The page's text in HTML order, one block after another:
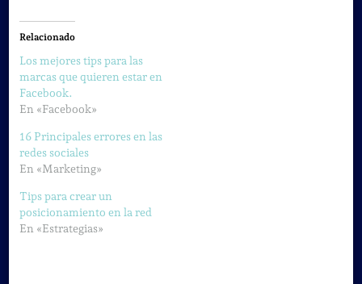
Relacionado
Los mejores tips para las
marcas que quieren estar en
Facebook.
En «Facebook»
16 Principales errores en las
redes sociales
En «Marketing»
Tips para crear un
posicionamiento en la red
En «Estrategias»